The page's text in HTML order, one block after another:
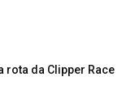
rota da Clipper Race